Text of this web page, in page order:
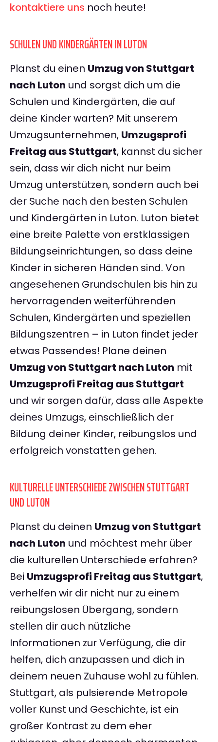
kontaktiere uns noch heute!
SCHULEN UND KINDERGÄRTEN IN LUTON
Planst du einen Umzug von Stuttgart
nach Luton und sorgst dich um die
Schulen und Kindergärten, die auf
deine Kinder warten? Mit unserem
Umzugsunternehmen, Umzugsprofi
Freitag aus Stuttgart, kannst du sicher
sein, dass wir dich nicht nur beim
Umzug unterstützen, sondern auch bei
der Suche nach den besten Schulen
und Kindergärten in Luton. Luton bietet
eine breite Palette von erstklassigen
Bildungseinrichtungen, so dass deine
Kinder in sicheren Händen sind. Von
angesehenen Grundschulen bis hin zu
hervorragenden weiterführenden
Schulen, Kindergärten und speziellen
Bildungszentren – in Luton findet jeder
etwas Passendes! Plane deinen
Umzug von Stuttgart nach Luton mit
Umzugsprofi Freitag aus Stuttgart
und wir sorgen dafür, dass alle Aspekte
deines Umzugs, einschließlich der
Bildung deiner Kinder, reibungslos und
erfolgreich vonstatten gehen.
KULTURELLE UNTERSCHIEDE ZWISCHEN STUTTGART
UND LUTON
Planst du deinen Umzug von Stuttgart
nach Luton und möchtest mehr über
die kulturellen Unterschiede erfahren?
Bei Umzugsprofi Freitag aus Stuttgart,
verhelfen wir dir nicht nur zu einem
reibungslosen Übergang, sondern
stellen dir auch nützliche
Informationen zur Verfügung, die dir
helfen, dich anzupassen und dich in
deinem neuen Zuhause wohl zu fühlen.
Stuttgart, als pulsierende Metropole
voller Kunst und Geschichte, ist ein
großer Kontrast zu dem eher